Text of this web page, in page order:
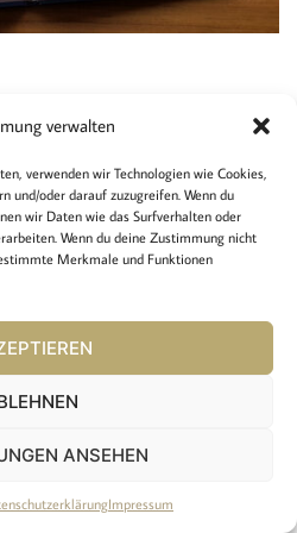
verwalten
verwenden wir Technologien wie Cookies,
und/oder darauf zuzugreifen. Wenn du
wir Daten wie das Surfverhalten oder
Wenn du deine Zustimmung nicht
Merkmale und Funktionen
ANSEHEN
Impressum